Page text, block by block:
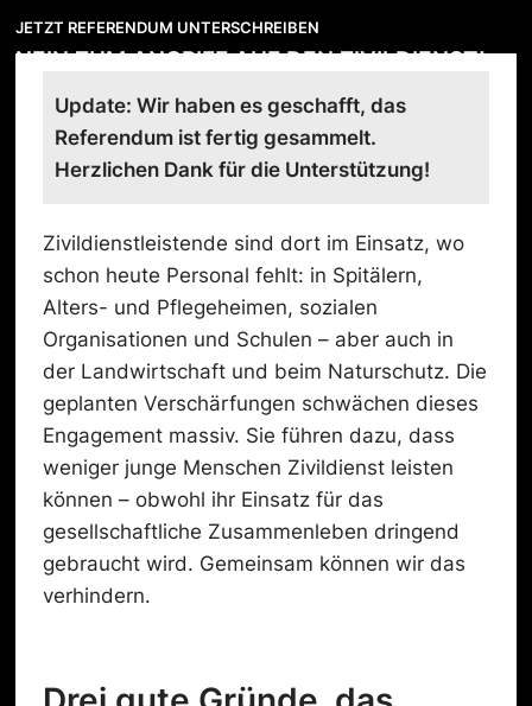
JETZT REFERENDUM UNTERSCHREIBEN
NEIN ZUM ANGRIFF AUF DEN ZIVILDIENST!
Update: Wir haben es geschafft, das
Referendum ist fertig gesammelt.
Herzlichen Dank für die Unterstützung!
Zivildienstleistende sind dort im Einsatz, wo
schon heute Personal fehlt: in Spitälern,
Alters- und Pflegeheimen, sozialen
Organisationen und Schulen – aber auch in
der Landwirtschaft und beim Naturschutz. Die
geplanten Verschärfungen schwächen dieses
Engagement massiv. Sie führen dazu, dass
weniger junge Menschen Zivildienst leisten
können – obwohl ihr Einsatz für das
gesellschaftliche Zusammenleben dringend
gebraucht wird. Gemeinsam können wir das
verhindern.